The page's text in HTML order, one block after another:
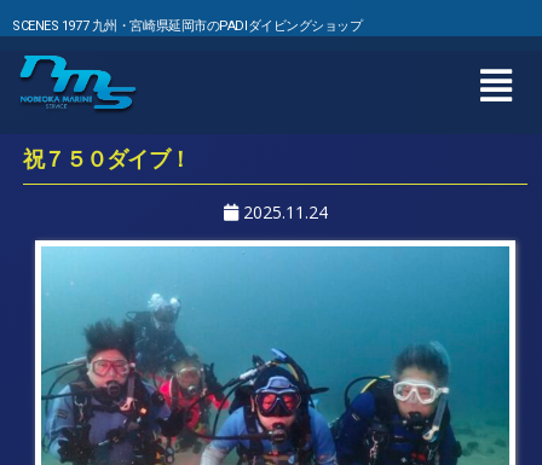
SCENES 1977 九州・宮崎県延岡市のPADIダイビングショップ
祝７５０ダイブ！
2025.11.24